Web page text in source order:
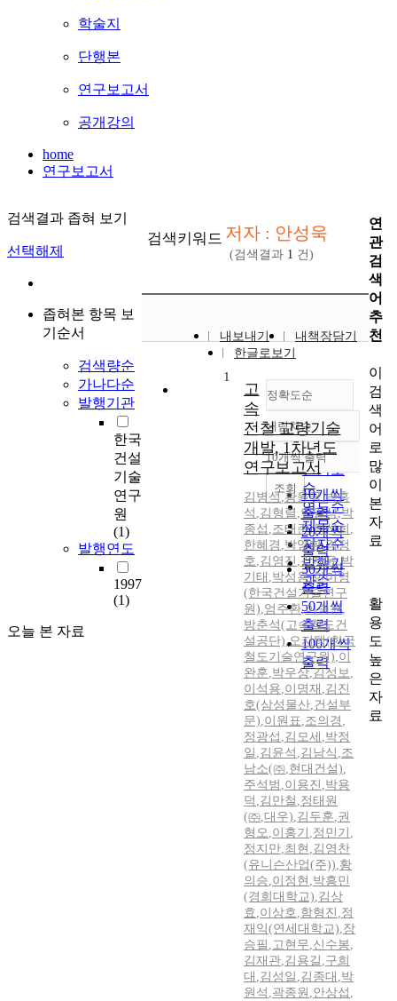
학술지
단행본
연구보고서
공개강의
home
연구보고서
검색결과 좁혀 보기
선택해제
좁혀본 항목 보
기순서
검색량순
가나다순
발행기관
한국
건설
기술
연구
원
(1)
발행연도
1997
(1)
오늘 본 자료
검색키워드 저자 : 안성욱
(검색결과 1 건)
내보내기
내책장담기
한글로보기
정확도순
정확도
순
인기도
순
연도순
제목순
저자순
발행기
관순
내림차순
내림차순
10개씩 출력
10개씩
출력
20개씩
출력
30개씩
출력
50개씩
출력
100개씩
출력
조회
1
고
속
전철 교량기술
개발, 1차년도
연구보고서
김병석,황윤국,박홍
석 ,김형렬 ,안일상,박
종섭 ,조태준,한석희 ,
한혜경 ,박영환,김정
호,김영진 ,강재윤,박
기태 ,박성용,한미영
(한국건설기술연구
원),엄주환,이승원,
방춘석(고속철도건
설공단),오지택(한국
철도기술연구원),이
완훈,박우상,김성보,
이석용,이명재 ,김진
호(삼성물산,건설부
문),이원표,조의경 ,
정광섭 ,김모세 ,박정
일 ,김윤석 ,김남식 ,조
남소(㈜,현대건설),
주석범 ,이용진 ,박용
덕 ,김만철 ,정태원
(㈜,대우),김두훈,권
형오,이홍기 ,정민기 ,
정지만,최현 ,김영찬
(유니슨산업(주)),황
의승,이정현 ,박흥민
(경희대학교),김상
효 ,이상호,함형진 ,정
재익(연세대학교),장
승필 ,고현무,신수봉,
김재관,김용길 ,구희
대 ,김성일 ,김종대 ,박
원석 ,곽종원 ,안상섭 ,
연
관
검
색
어
추
천
이
검
색
어
로
많
이
본
자
료
활
용
도
높
은
자
료